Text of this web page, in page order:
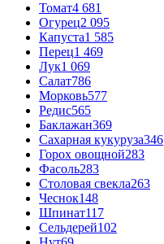
Томат4 681
Огурец2 095
Капуста1 585
Перец1 469
Лук1 069
Салат786
Морковь577
Редис565
Баклажан369
Сахарная кукуруза346
Горох овощной283
Фасоль283
Столовая свекла263
Чеснок148
Шпинат117
Сельдерей102